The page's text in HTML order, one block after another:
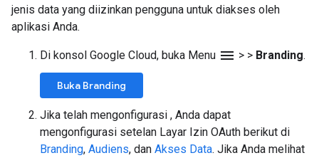
jenis data yang diizinkan pengguna untuk diakses oleh
aplikasi Anda.
Di konsol Google Cloud, buka Menu menu > > Branding.
Buka Branding
Jika telah mengonfigurasi , Anda dapat
mengonfigurasi setelan Layar Izin OAuth berikut di
Branding, Audiens, dan Akses Data. Jika Anda melihat